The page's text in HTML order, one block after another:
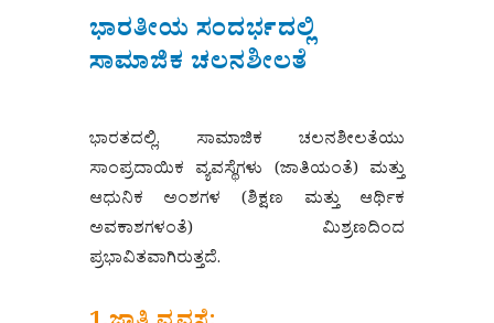
ಭಾರತೀಯ ಸಂದರ್ಭದಲ್ಲಿ
ಸಾಮಾಜಿಕ ಚಲನಶೀಲತೆ
ಭಾರತದಲ್ಲಿ, ಸಾಮಾಜಿಕ ಚಲನಶೀಲತೆಯು
ಸಾಂಪ್ರದಾಯಿಕ ವ್ಯವಸ್ಥೆಗಳು (ಜಾತಿಯಂತೆ) ಮತ್ತು
ಆಧುನಿಕ ಅಂಶಗಳ (ಶಿಕ್ಷಣ ಮತ್ತು ಆರ್ಥಿಕ
ಅವಕಾಶಗಳಂತೆ) ಮಿಶ್ರಣದಿಂದ
ಪ್ರಭಾವಿತವಾಗಿರುತ್ತದೆ.